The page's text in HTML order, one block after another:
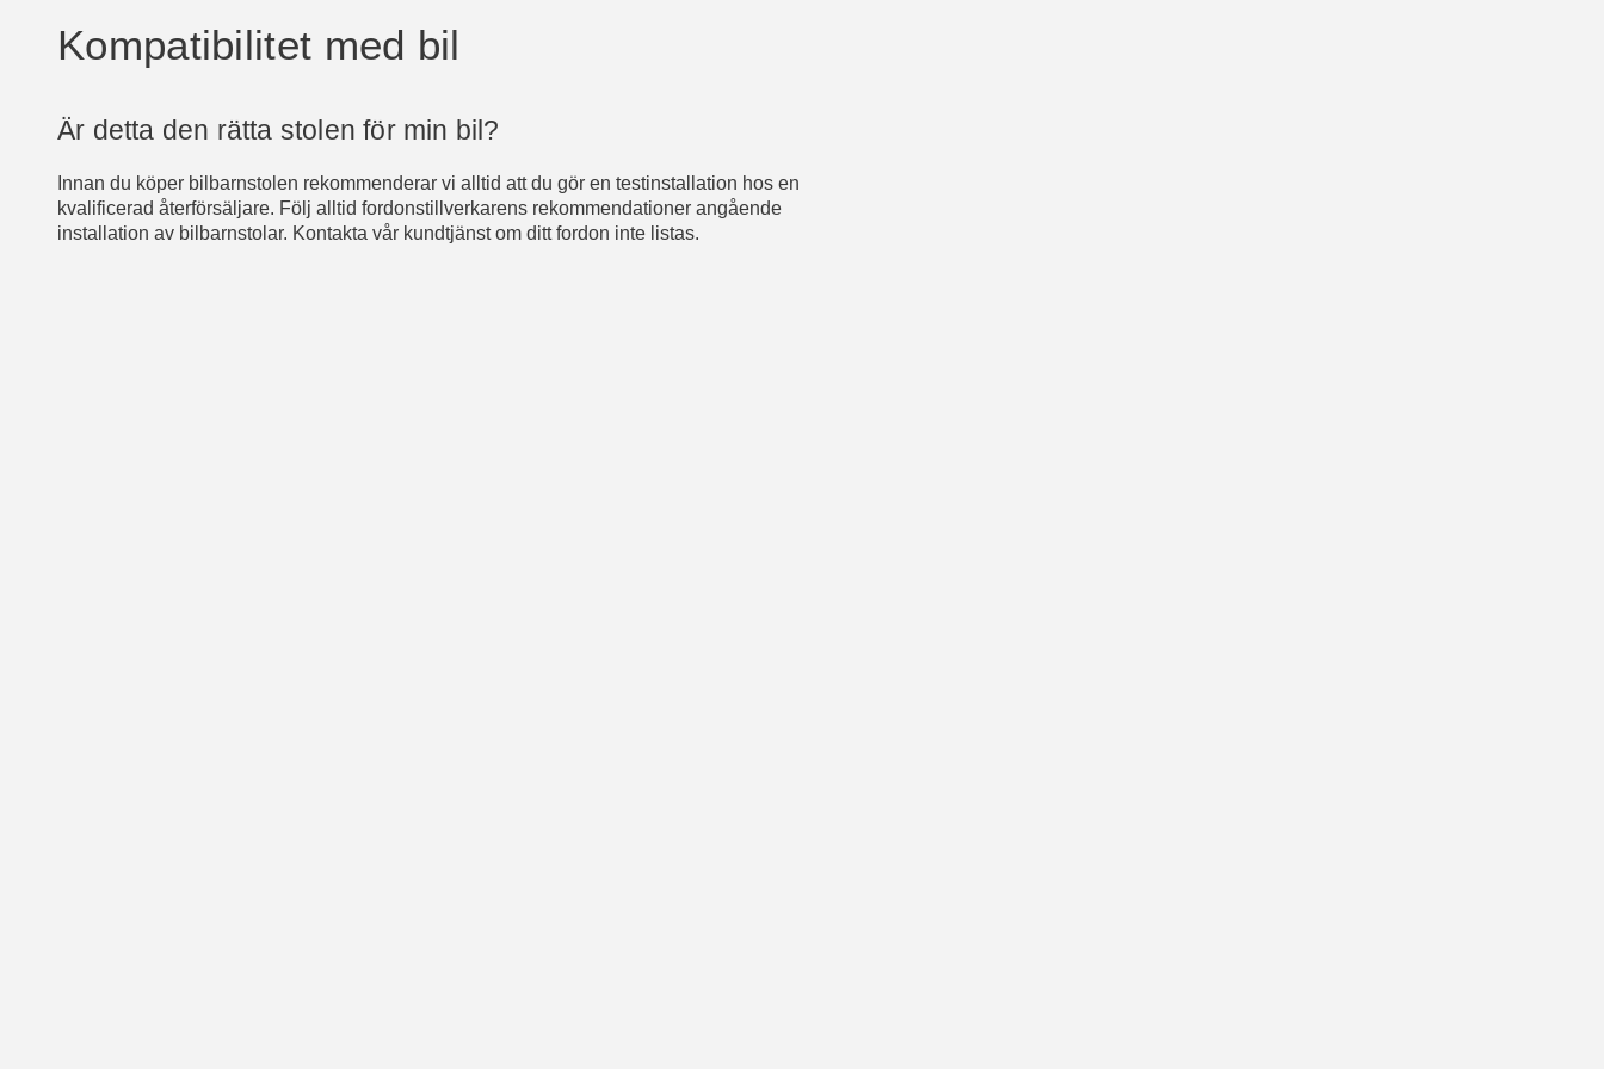
Kompatibilitet med bil
Är detta den rätta stolen för min bil?
Innan du köper bilbarnstolen rekommenderar vi alltid att du gör en testinstallation hos en
kvalificerad återförsäljare. Följ alltid fordonstillverkarens rekommendationer angående
installation av bilbarnstolar. Kontakta vår kundtjänst om ditt fordon inte listas.